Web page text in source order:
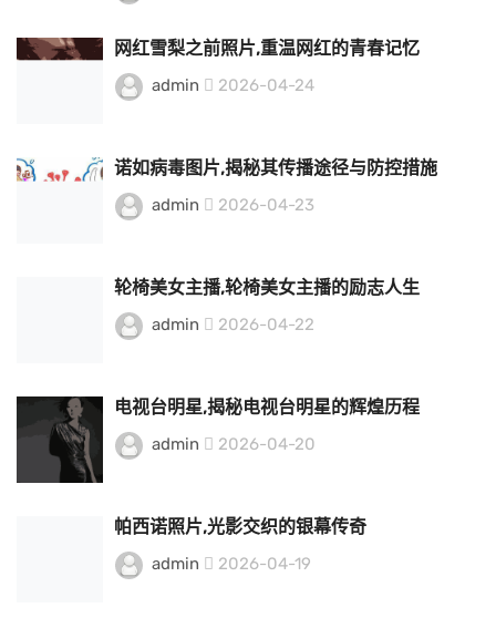
网红雪梨之前照片,重温网红的青春记忆
admin 2026-04-24
诺如病毒图片,揭秘其传播途径与防控措施
admin 2026-04-23
轮椅美女主播,轮椅美女主播的励志人生
admin 2026-04-22
电视台明星,揭秘电视台明星的辉煌历程
admin 2026-04-20
帕西诺照片,光影交织的银幕传奇
admin 2026-04-19